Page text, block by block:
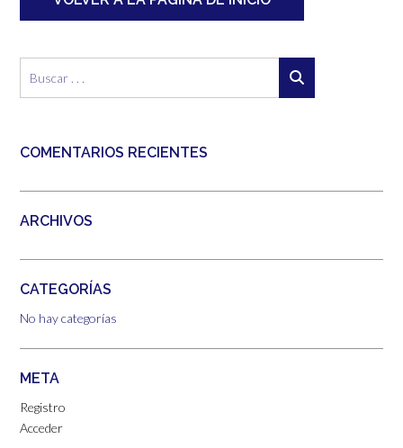
COMENTARIOS RECIENTES
ARCHIVOS
CATEGORÍAS
No hay categorías
META
Registro
Acceder